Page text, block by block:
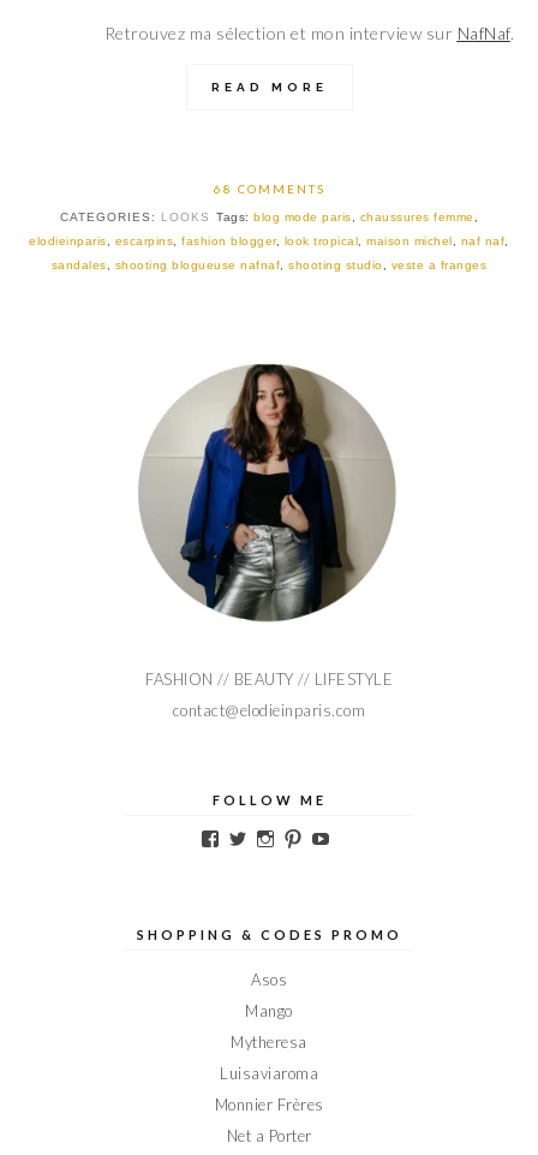
Retrouvez ma sélection et mon interview sur NafNaf.
READ MORE
68 COMMENTS
CATEGORIES: LOOKS Tags: blog mode paris chaussures femme
elodieinparis
escarpins ,fashion blogger, look tropical ,maison michel naf naf
sandales
shooting blogueuse nafnaf ,shooting studio veste a franges
FASHION // BEAUTY // LIFESTYLE
contact@elodieinparis.com
FOLLOW ME
Voir
sur
Voir
sur
Voir
sur
Voir
sur sur
SHOPPING & CODES PROMO
Asos
Mango
Mytheresa
Luisaviaroma
Monnier Frères
Net a Porter